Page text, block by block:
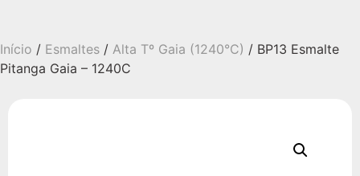
Início / Esmaltes / Alta Tº Gaia (1240°C) / BP13 Esmalte
Pitanga Gaia – 1240C